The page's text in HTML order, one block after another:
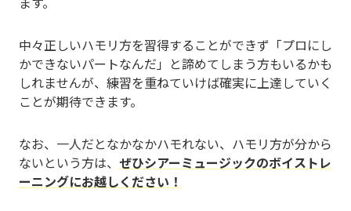
中々正しいハモリ方を習得することができず「プロにし
かできないパートなんだ」と諦めてしまう方もいるかも
しれませんが、練習を重ねていけば確実に上達していく
ことが期待できます。
なお、一人だとなかなかハモれない、ハモリ方が分から
ないという方は、 ぜひシアーミュージックのボイストレ
ーニングにお越しください！